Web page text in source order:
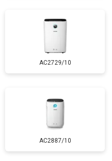
AC2729/10
AC2887/10